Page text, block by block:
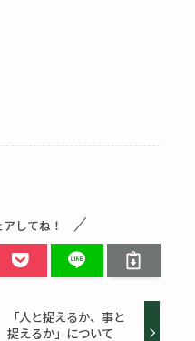
してね！
「人と捉えるか、事と
捉えるか」について